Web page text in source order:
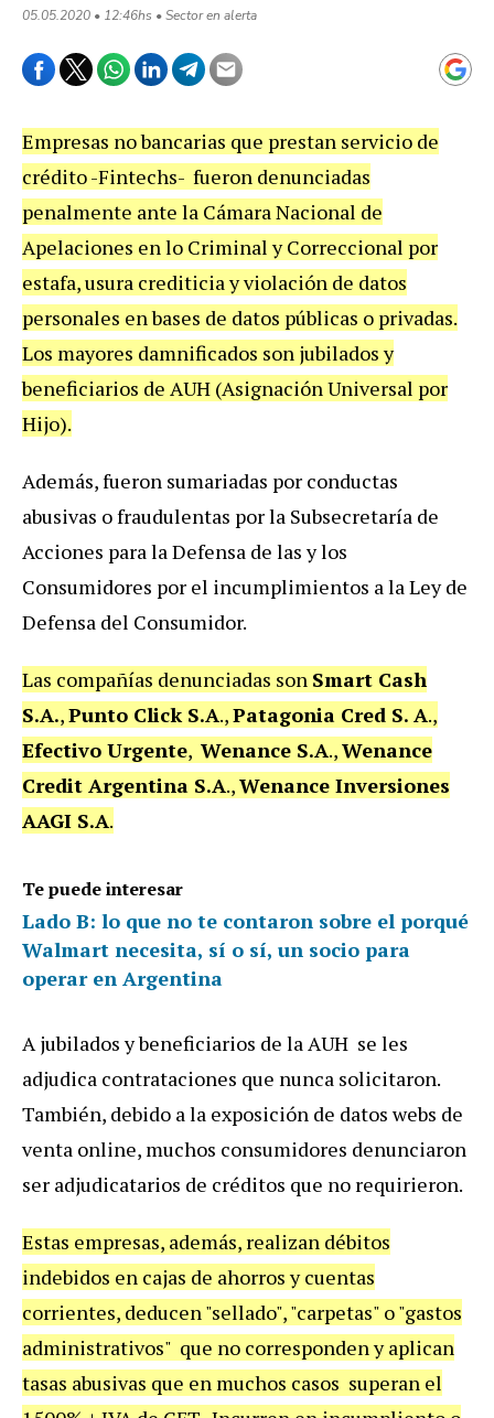
05.05.2020 • 12:46hs • Sector en alerta
Empresas no bancarias que prestan servicio de
crédito -Fintechs- fueron denunciadas
penalmente ante la Cámara Nacional de
Apelaciones en lo Criminal y Correccional por
estafa, usura crediticia y violación de datos
personales en bases de datos públicas o privadas.
Los mayores damnificados son jubilados y
beneficiarios de AUH (Asignación Universal por
Hijo).
Además, fueron sumariadas por conductas
abusivas o fraudulentas por la Subsecretaría de
Acciones para la Defensa de las y los
Consumidores por el incumplimientos a la Ley de
Defensa del Consumidor.
Las compañías denunciadas son Smart Cash
S.A.,Punto Click S.A.,Patagonia Cred S. A.,
Efectivo Urgente, Wenance S.A.,Wenance
Credit Argentina S.A.,Wenance Inversiones
AAGI S.A.
Te puede interesar
Lado B: lo que no te contaron sobre el porqué
Walmart necesita, sí o sí, un socio para
operar en Argentina
A jubilados y beneficiarios de la AUH se les
adjudica contrataciones que nunca solicitaron.
También, debido a la exposición de datos webs de
venta online, muchos consumidores denunciaron
ser adjudicatarios de créditos que no requirieron.
Estas empresas, además, realizan débitos
indebidos en cajas de ahorros y cuentas
corrientes, deducen "sellado", "carpetas" o "gastos
administrativos" que no corresponden y aplican
tasas abusivas que en muchos casos superan el